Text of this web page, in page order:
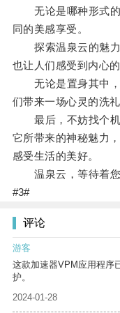
无论是哪种形式的
同的美感享受。
探索温泉云的魅力
也让人们感受到内心
无论是置身其中，
们带来一场心灵的洗礼
最后，不妨找个机
它所带来的神秘魅力
感受生活的美好。
温泉云，等待着您
#3#
评论
游客
这款加速器VPM应用程序
护。
2024-01-28